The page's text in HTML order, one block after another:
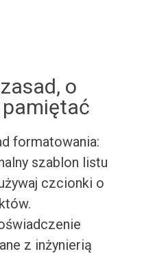
o
formatowania:
szablon listu
czcionki o
z inżynierią